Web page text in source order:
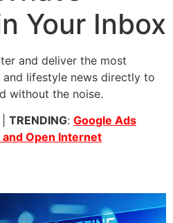
Your Inbox
and deliver the most
lifestyle news directly to
without the noise.
TRENDING: Google Ads
Open Internet